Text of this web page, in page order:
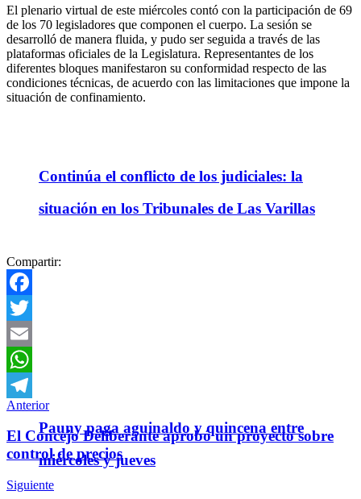
Continúa el conflicto de los judiciales: la
situación en los Tribunales de Las Varillas
Pauny paga aguinaldo y quincena entre
miércoles y jueves
El plenario virtual de este miércoles contó con la participación de 69
de los 70 legisladores que componen el cuerpo. La sesión se
desarrolló de manera fluida, y pudo ser seguida a través de las
plataformas oficiales de la Legislatura. Representantes de los
diferentes bloques manifestaron su conformidad respecto de las
condiciones técnicas, de acuerdo con las limitaciones que impone la
situación de confinamiento.
Compartir:
Facebook
Twitter
Email
WhatsApp
Telegram
Anterior
El Concejo Deliberante aprobó un proyecto sobre
control de precios
Siguiente